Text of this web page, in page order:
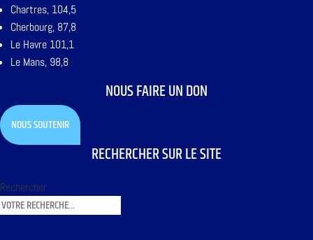
Chartres, 104,5
Cherbourg, 87,8
Le Havre 101,1
Le Mans, 98,8
NOUS FAIRE UN DON
NOUS SOUTENIR
RECHERCHER SUR LE SITE
Rechercher